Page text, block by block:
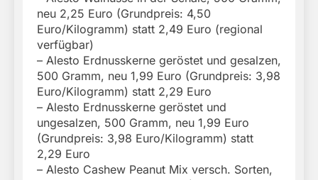
neu 2,25 Euro (Grundpreis: 4,50
Euro/Kilogramm) statt 2,49 Euro (regional
verfügbar)
– Alesto Erdnusskerne geröstet und gesalzen,
500 Gramm, neu 1,99 Euro (Grundpreis: 3,98
Euro/Kilogramm) statt 2,29 Euro
– Alesto Erdnusskerne geröstet und
ungesalzen, 500 Gramm, neu 1,99 Euro
(Grundpreis: 3,98 Euro/Kilogramm) statt
2,29 Euro
– Alesto Cashew Peanut Mix versch. Sorten,